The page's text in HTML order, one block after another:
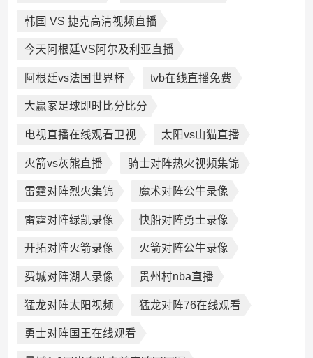
韩国 VS 捷克高清视频直播
今天阿根廷VS阿尔及利亚直播
阿根廷vs法国世界杯 tvb在线直播免费
大赢家足球即时比分比分
电视直播在线观看卫视 太阳vs山猫直播
火箭vs灰熊直播 骑士对阵热火视频集锦
雷霆对阵烈火集锦 魔术对阵公牛录像
雷霆对阵绿凯录像 快船对阵勇士录像
开拓对阵火箭录像 火箭对阵公牛录像
费城对阵湖人录像 贵州村nba直播
猛龙对阵太阳视频 猛龙对阵76在线观看
勇士对阵国王在线观看